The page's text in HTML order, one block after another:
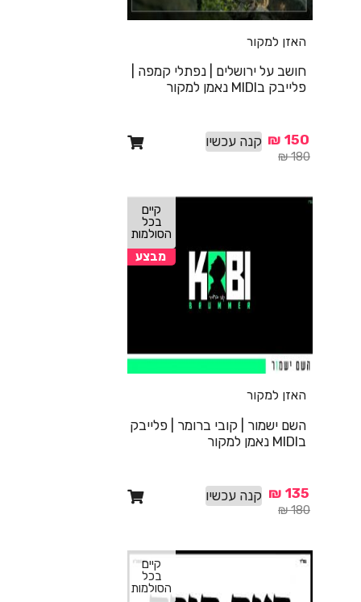
האזן למקור
חושב על ירושלים | נפתלי קמפה |
פלייבק בMIDI נאמן למקור
₪180
₪ 150 קנה עכשיו
קיים
בכל
הסולמות
מבצע
האזן למקור
השם ישמור | קובי ברומר | פלייבק
בMIDI נאמן למקור
₪180
₪ 135 קנה עכשיו
קיים
בכל
הסולמות